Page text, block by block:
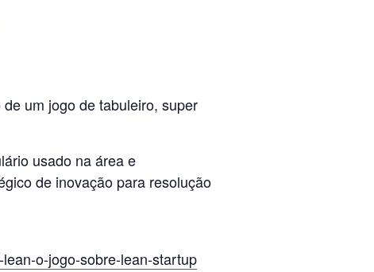
um jogo de tabuleiro, super
usado na área e
de inovação para resolução
o-jogo-sobre-lean-startup